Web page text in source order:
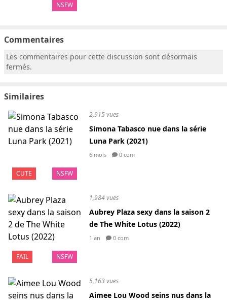
NSFW
Commentaires
Les commentaires pour cette discussion sont désormais
fermés.
Similaires
CUTE NSFW
2,915 vues
Simona Tabasco nue dans la série
Luna Park (2021)
6 mois 0 com
FAIL NSFW
1,984 vues
Aubrey Plaza sexy dans la saison 2
de The White Lotus (2022)
1 an 0 com
5,163 vues
Aimee Lou Wood seins nus dans la